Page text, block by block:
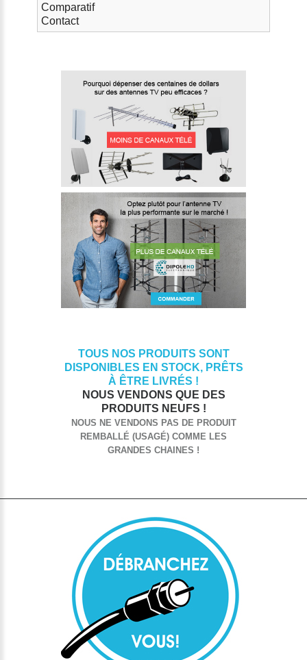
Comparatif
Contact
TOUS NOS PRODUITS SONT
DISPONIBLES EN STOCK, PRÊTS
À ÊTRE LIVRÉS !
NOUS VENDONS QUE DES
PRODUITS NEUFS !
NOUS NE VENDONS PAS DE PRODUIT
REMBALLÉ (USAGÉ) COMME LES
GRANDES CHAINES !